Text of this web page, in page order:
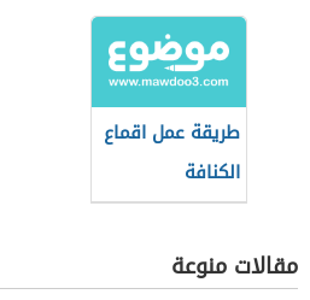
طريقة عمل اقماع
الكنافة
مقالات منوعة